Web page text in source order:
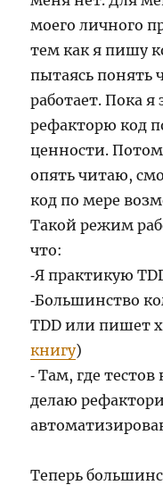
моего личного
тем как я пишу
пытаясь понять
работает. Пока я
рефакторю код
ценности.
опять читаю,
код по мере
Такой режим
что:
⁃Я практикую
⁃Большинство
TDD или пишет
книгу)
⁃ Там, где
делаю
Теперь